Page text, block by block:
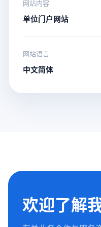
网站内容
单位门户网站
网站语言
中文简体
欢迎了解